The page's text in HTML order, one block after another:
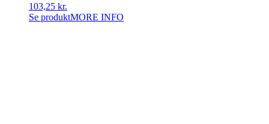
103,25 kr.
Se produktMORE INFO